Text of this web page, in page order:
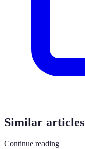
Similar articles
Continue reading